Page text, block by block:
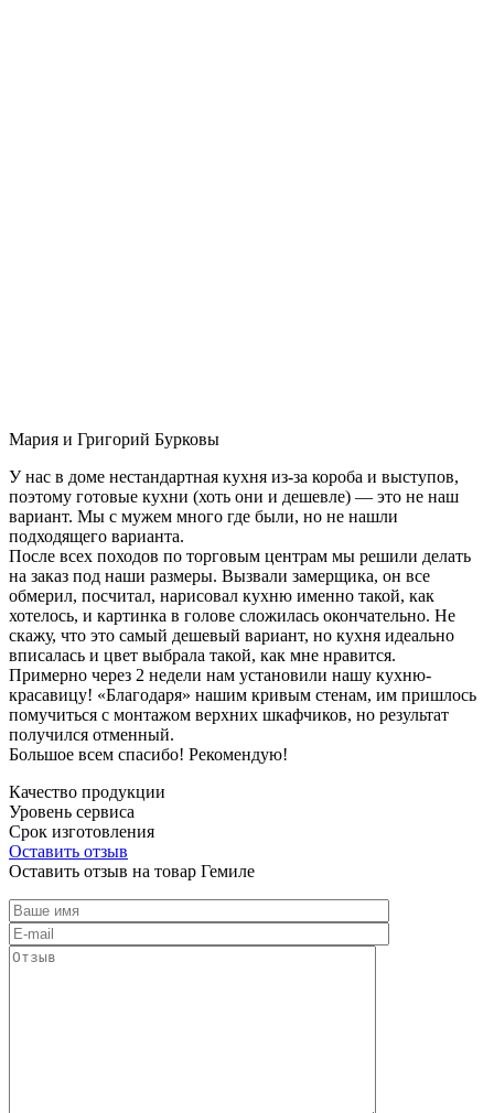
Мария и Григорий Бурковы
У нас в доме нестандартная кухня из-за короба и выступов,
поэтому готовые кухни (хоть они и дешевле) — это не наш
вариант. Мы с мужем много где были, но не нашли
подходящего варианта.
После всех походов по торговым центрам мы решили делать
на заказ под наши размеры. Вызвали замерщика, он все
обмерил, посчитал, нарисовал кухню именно такой, как
хотелось, и картинка в голове сложилась окончательно. Не
скажу, что это самый дешевый вариант, но кухня идеально
вписалась и цвет выбрала такой, как мне нравится.
Примерно через 2 недели нам установили нашу кухню-
красавицу! «Благодаря» нашим кривым стенам, им пришлось
помучиться с монтажом верхних шкафчиков, но результат
получился отменный.
Большое всем спасибо! Рекомендую!
Качество продукции
Уровень сервиса
Срок изготовления
Оставить отзыв
Оставить отзыв на товар Гемиле